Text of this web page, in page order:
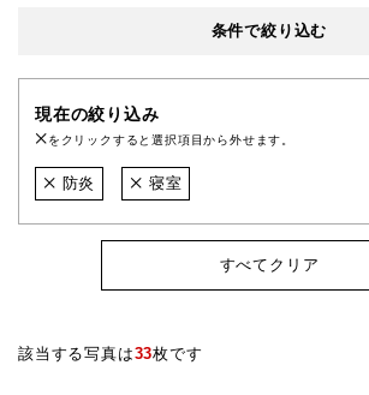
条件で絞り込む
現在の絞り込み
をクリックすると選択項目から外せます。
防炎 寝室
すべてクリア
該当する写真は33枚です